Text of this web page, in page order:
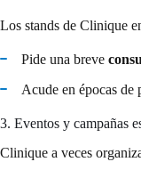
Los stands de Clinique
Pide una breve
Acude en épocas de
3. Eventos y campañas
Clinique a veces